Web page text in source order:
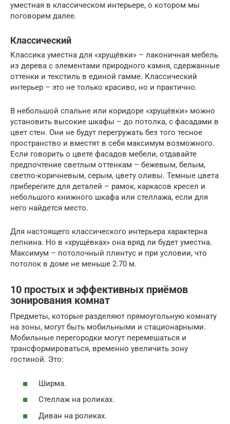
уместная в классическом интерьере, о котором мы
поговорим далее.
Классический
Классика уместна для «хрущёвки» – лаконичная мебель
из дерева с элементами природного камня, сдержанные
оттенки и текстиль в единой гамме. Классический
интерьер – это не только красиво, но и практично.
В небольшой спальне или коридоре «хрущёвки» можно
установить высокие шкафы – до потолка, с фасадами в
цвет стен. Они не будут перегружать без того тесное
пространство и вместят в себя максимум возможного.
Если говорить о цвете фасадов мебели, отдавайте
предпочтение светлым оттенкам – бежевым, белым,
светло-коричневым, серым, цвету оливы. Темные цвета
приберегите для деталей – рамок, каркасов кресел и
небольшого книжного шкафа или стеллажа, если для
него найдется место.
Для настоящего классического интерьера характерна
лепнина. Но в «хрущёвках» она вряд ли будет уместна.
Максимум – потолочный плинтус и при условии, что
потолок в доме не меньше 2.70 м.
10 простых и эффективных приёмов
зонирования комнат
Предметы, которые разделяют прямоугольную комнату
на зоны, могут быть мобильными и стационарными.
Мобильные перегородки могут перемешаться и
трансформироваться, временно увеличить зону
гостиной. Это:
Ширма.
Стеллаж на роликах.
Диван на роликах.